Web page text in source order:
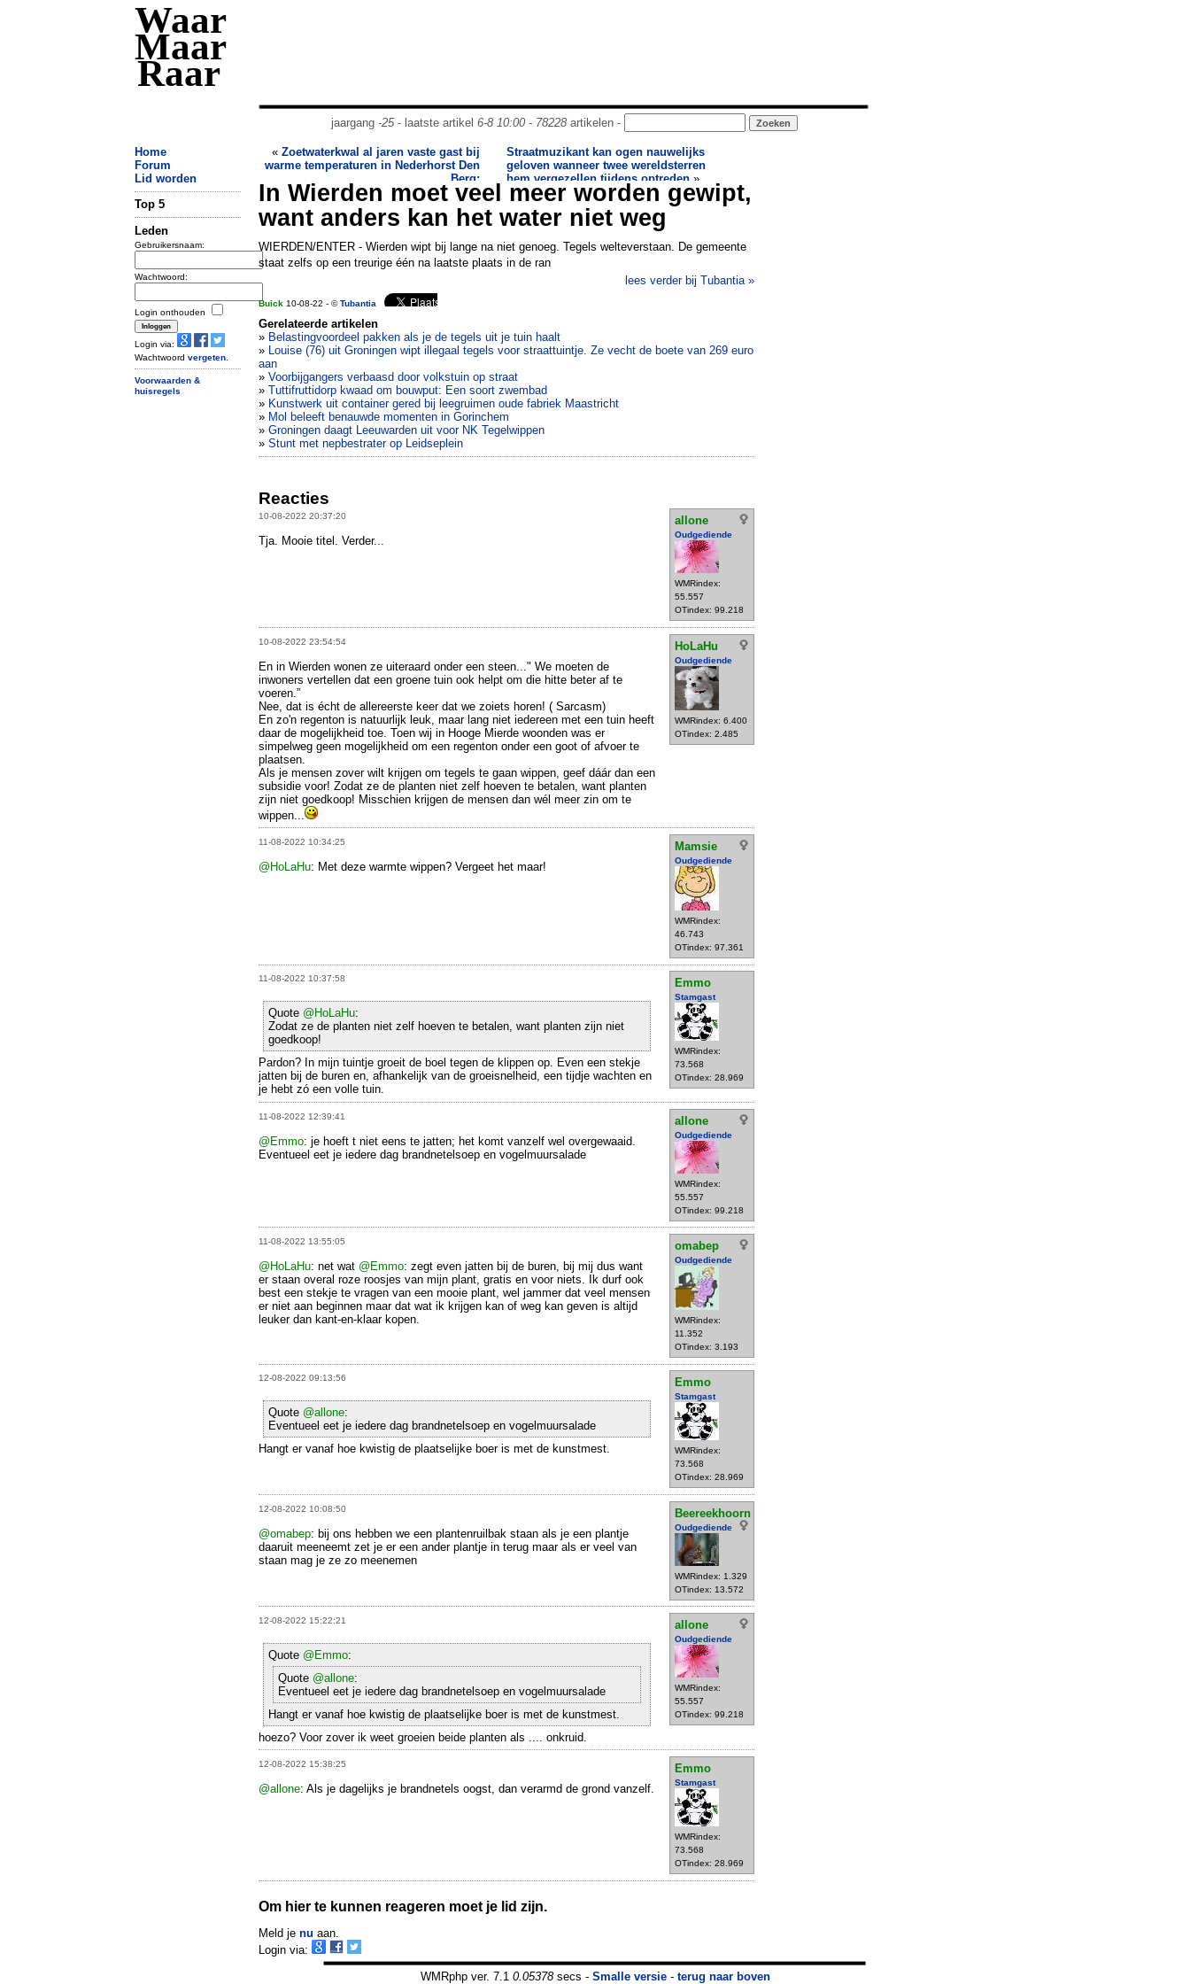
Waar
Maar
Raar
jaargang -25- laatste artikel 6-8 10:00- 78228artikelen -
Home
Forum
Lid worden
Top 5
Leden
Gebruikersnaam:
Wachtwoord:
Login onthouden
Login via:
Wachtwoord vergeten
Voorwaarden &
huisregels
« Zoetwaterkwal al jaren vaste gast bij
warme temperaturen in Nederhorst Den
Berg:
Straatmuzikant kan ogen nauwelijks
geloven wanneer twee wereldsterren
hem vergezellen tijdens optreden »
In Wierden moet veel meer worden gewipt,
want anders kan het water niet weg
WIERDEN/ENTER - Wierden wipt bij lange na niet genoeg. Tegels welteverstaan. De gemeente
staat zelfs op een treurige één na laatste plaats in de ran
lees verder bij Tubantia »
Buick 10-08-22 - ©Tubantia
Gerelateerde artikelen
» Belastingvoordeel pakken als je de tegels uit je tuin haalt
» Louise (76) uit Groningen wipt illegaal tegels voor straattuintje. Ze vecht de boete van 269 euro
aan
» Voorbijgangers verbaasd door volkstuin op straat
» Tuttifruttidorp kwaad om bouwput: Een soort zwembad
» Kunstwerk uit container gered bij leegruimen oude fabriek Maastricht
» Mol beleeft benauwde momenten in Gorinchem
» Groningen daagt Leeuwarden uit voor NK Tegelwippen
» Stunt met nepbestrater op Leidseplein
Reacties
10-08-2022 20:37:20 allone
Oudgediende
WMRindex:
55.557
OTindex: 99.218
Tja. Mooie titel. Verder...
10-08-2022 23:54:54 HoLaHu
Oudgediende
WMRindex: 6.400
OTindex: 2.485
En in Wierden wonen ze uiteraard onder een steen..." We moeten de
inwoners vertellen dat een groene tuin ook helpt om die hitte beter af te
voeren.”
Nee, dat is écht de allereerste keer dat we zoiets horen! ( Sarcasm)
En zo'n regenton is natuurlijk leuk, maar lang niet iedereen met een tuin heeft
daar de mogelijkheid toe. Toen wij in Hooge Mierde woonden was er
simpelweg geen mogelijkheid om een regenton onder een goot of afvoer te
plaatsen.
Als je mensen zover wilt krijgen om tegels te gaan wippen, geef dáár dan een
subsidie voor! Zodat ze de planten niet zelf hoeven te betalen, want planten
zijn niet goedkoop! Misschien krijgen de mensen dan wél meer zin om te
wippen...
11-08-2022 10:34:25 Mamsie
Oudgediende
WMRindex:
46.743
OTindex: 97.361
@HoLaHu: Met deze warmte wippen? Vergeet het maar!
11-08-2022 10:37:58 Emmo
Stamgast
WMRindex:
73.568
OTindex: 28.969
Quote @HoLaHu:
Zodat ze de planten niet zelf hoeven te betalen, want planten zijn niet
goedkoop!
Pardon? In mijn tuintje groeit de boel tegen de klippen op. Even een stekje
jatten bij de buren en, afhankelijk van de groeisnelheid, een tijdje wachten en
je hebt zó een volle tuin.
11-08-2022 12:39:41 allone
Oudgediende
WMRindex:
55.557
OTindex: 99.218
@Emmo: je hoeft t niet eens te jatten; het komt vanzelf wel overgewaaid.
Eventueel eet je iedere dag brandnetelsoep en vogelmuursalade
11-08-2022 13:55:05 omabep
Oudgediende
WMRindex:
11.352
OTindex: 3.193
@HoLaHu: net wat @Emmo: zegt even jatten bij de buren, bij mij dus want
er staan overal roze roosjes van mijn plant, gratis en voor niets. Ik durf ook
best een stekje te vragen van een mooie plant, wel jammer dat veel mensen
er niet aan beginnen maar dat wat ik krijgen kan of weg kan geven is altijd
leuker dan kant-en-klaar kopen.
12-08-2022 09:13:56 Emmo
Stamgast
WMRindex:
73.568
OTindex: 28.969
Quote @allone:
Eventueel eet je iedere dag brandnetelsoep en vogelmuursalade
Hangt er vanaf hoe kwistig de plaatselijke boer is met de kunstmest.
12-08-2022 10:08:50 Beereekhoorn
Oudgediende
WMRindex: 1.329
OTindex: 13.572
@omabep: bij ons hebben we een plantenruilbak staan als je een plantje
daaruit meeneemt zet je er een ander plantje in terug maar als er veel van
staan mag je ze zo meenemen
12-08-2022 15:22:21 allone
Oudgediende
WMRindex:
55.557
OTindex: 99.218
Quote @Emmo:
Quote @allone:
Eventueel eet je iedere dag brandnetelsoep en vogelmuursalade
Hangt er vanaf hoe kwistig de plaatselijke boer is met de kunstmest.
hoezo? Voor zover ik weet groeien beide planten als .... onkruid.
12-08-2022 15:38:25 Emmo
Stamgast
WMRindex:
73.568
OTindex: 28.969
@allone: Als je dagelijks je brandnetels oogst, dan verarmd de grond vanzelf.
Om hier te kunnen reageren moet je lid zijn.
Meld je nu aan.
Login via:
WMRphp ver. 7.1 0.05378secs - Smalle versie- terug naar boven